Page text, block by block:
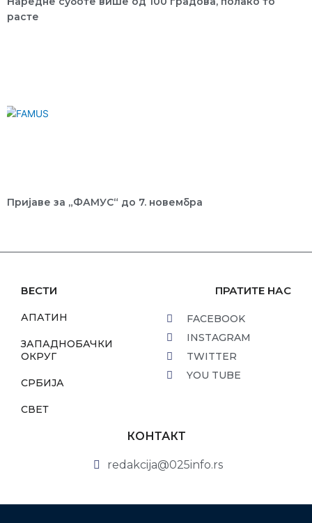
расте
Пријаве за „ФАМУС“ до 7. новембра
ВЕСТИ
АПАТИН
ЗАПАДНОБАЧКИ
ОКРУГ
СРБИЈА
СВЕТ
ПРАТИТЕ НАС
FACEBOOK
INSTAGRAM
TWITTER
YOU TUBE
КОНТАКТ
redakcija@025info.rs